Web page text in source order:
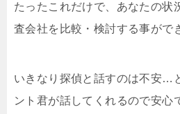
たったこれだけで、あなたの状
査会社を比較・検討する事がで
いきなり探偵と話すのは不安…
ント君が話してくれるので安心